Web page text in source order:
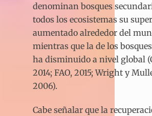
denominan bosques
todos los ecosistemas su
aumentado alrededor del
mientras que la de los
ha disminuido a nivel global
2014; FAO, 2015; Wright y
2006).
Cabe señalar que la